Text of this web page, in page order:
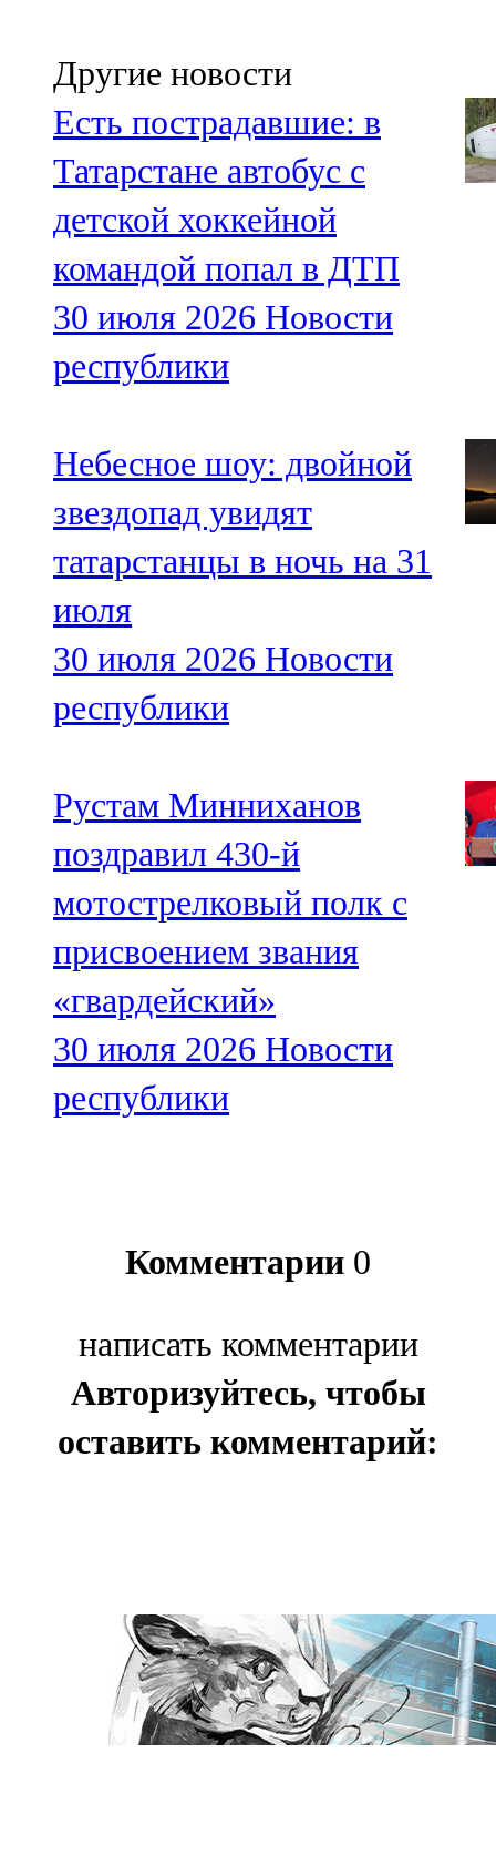
Другие новости
Есть пострадавшие: в
Татарстане автобус с
детской хоккейной
командой попал в ДТП
30 июля 2026 Новости
республики
Небесное шоу: двойной
звездопад увидят
татарстанцы в ночь на 31
июля
30 июля 2026 Новости
республики
Рустам Минниханов
поздравил 430-й
мотострелковый полк с
присвоением звания
«гвардейский»
30 июля 2026 Новости
республики
Комментарии 0
написать комментарии
Авторизуйтесь, чтобы
оставить комментарий: